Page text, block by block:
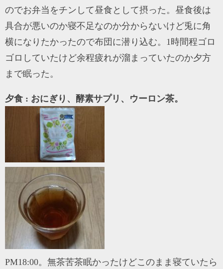
のでお弁当をチンして昼食として摂った。昼食後は
具合が悪いのか寝不足なのか分からないけど兎に角
横になりたかったので布団に潜り込む。1時間程ゴロ
ゴロしていたけど余程疲れが溜まっていたのか夕方
まで眠った。
夕食 : おにぎり、酵素サプリ、ウーロン茶。
PM18:00。無茶苦茶眠かったけどこのまま寝ていたら